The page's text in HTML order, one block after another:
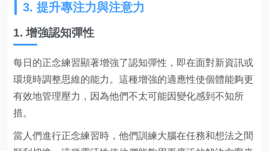
3. 提升專注力與注意力
1. 增強認知彈性
每日的正念練習顯著增強了認知彈性，即在面對新資訊或
環境時調整思維的能力。這種增強的適應性使個體能夠更
有效地管理壓力，因為他們不太可能因變化感到不知所
措。
當人們進行正念練習時，他們訓練大腦在任務和想法之間